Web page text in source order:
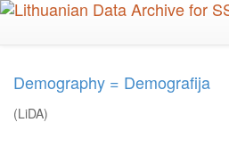
Skip
Demography = Demografija
(LiDA)